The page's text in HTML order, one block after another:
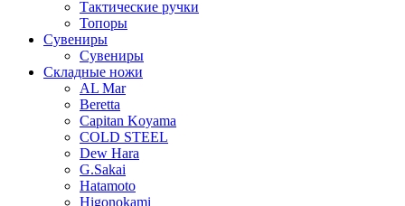
Тактические ручки
Топоры
Сувениры
Сувениры
Складные ножи
AL Mar
Beretta
Capitan Koyama
COLD STEEL
Dew Hara
G.Sakai
Hatamoto
Higonokami